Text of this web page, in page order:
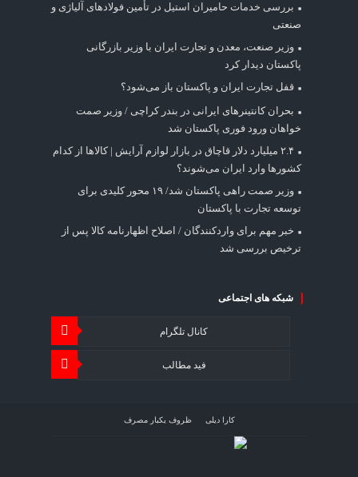
بررسی خدمات حامیران استیل در تأمین فولادهای آلیاژی و
صنعتی
وزیر صنعت، معدن و تجارت ایران با وزیر بازرگانی
پاکستان دیدار کرد
قفل تجارت ایران و پاکستان باز می‌شود؟
بحران کانتینر‌های ایرانی در بندر کراچی / وزیر صمت
خواهان ورود فوری پاکستان شد
۲.۴ میلیارد دلار قاچاق در بازار لوازم آرایش | کالاها از کدام
کشورها وارد ایران می‌شوند؟
وزیر صمت راهی پاکستان شد/ ۱۹ محور کلیدی برای
توسعه تجارت با پاکستان
خبر مهم برای واردکنندگان / اصلاح اظهارنامه کالا پس از
ترخیص بررسی شد
شبکه های اجتماعی
کانال تلگرام
فید مطالب
کارا دیلی ظروف یکبار مصرف